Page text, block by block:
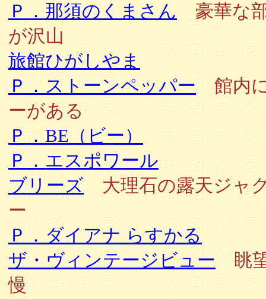
Ｐ．那須のくまさん 豪華な
が沢山
旅館ひがしやま
Ｐ．ストーンペッパー館内
ーがある
Ｐ．BE（ビー）
Ｐ．エスポワール
ブリーズ大理石の露天ジャ
ー
Ｐ．ダイアナ らすかる
ザ・ヴィンテージビュー眺
慢